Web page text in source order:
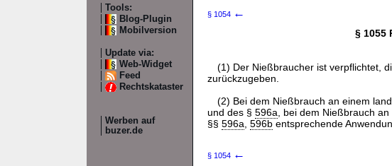
Tools:
Blog-Plugin
Mobilversion
Update via:
Web-Widget
Feed
Rechtskataster
Werben auf
buzer.de
§ 1054 ←
§ 1055
(1) Der Nießbraucher ist verpflichtet,
zurückzugeben.
(2) Bei dem Nießbrauch an einem
und des § 596a , bei dem Nießbrauch
§§ 596a 596b entsprechende
§ 1054 ←